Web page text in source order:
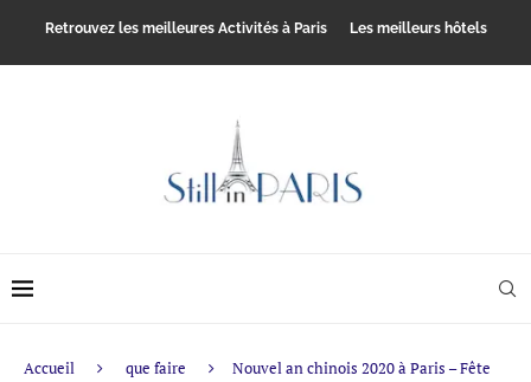
Retrouvez les meilleures Activités à Paris Les meilleurs hôtels
Accueil que faire
Nouvel an chinois 2020 à Paris – Fête